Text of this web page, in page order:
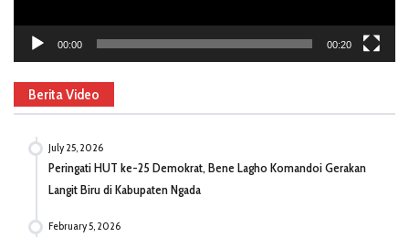
00:00 00:20
Berita Video
July 25, 2026
Peringati HUT ke-25 Demokrat, Bene Lagho Komandoi Gerakan
Langit Biru di Kabupaten Ngada
February 5, 2026